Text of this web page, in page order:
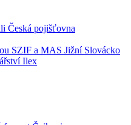
Česká pojišťovna
SZIF a MAS Jižní Slovácko
Ilex